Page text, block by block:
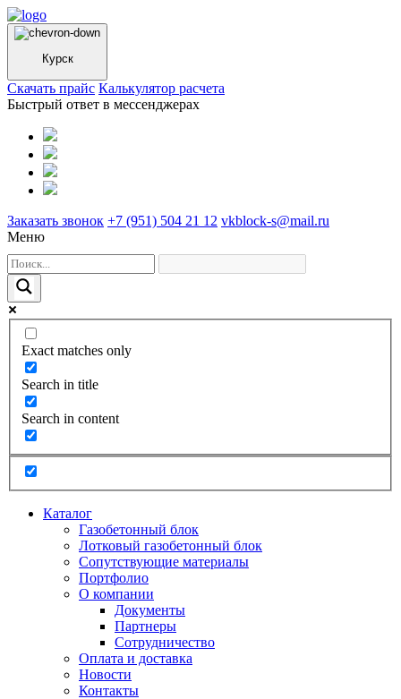
Курск
Cкачать прайс Калькулятор расчета
Быстрый ответ в мессенджерах
Заказать звонок +7 (951) 504 21 12 vkblock-s@mail.ru
Меню
Exact matches only
Search in title
Search in content
Каталог
Газобетонный блок
Лотковый газобетонный блок
Сопутствующие материалы
Портфолио
О компании
Документы
Партнеры
Сотрудничество
Оплата и доставка
Новости
Контакты